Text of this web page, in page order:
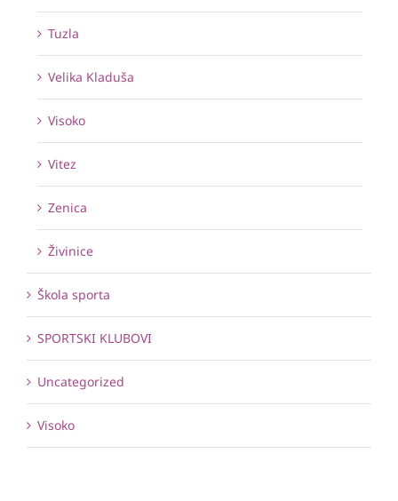
Tuzla
Velika Kladuša
Visoko
Vitez
Zenica
Živinice
Škola sporta
SPORTSKI KLUBOVI
Uncategorized
Visoko